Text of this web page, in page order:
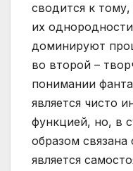
сводится к
их
доминируют
во второй –
понимании
является чисто
функцией, но, в
образом
является